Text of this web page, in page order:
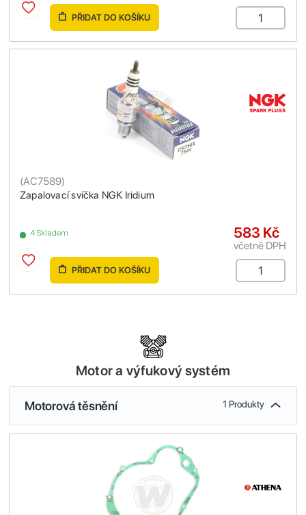
PŘIDAT DO KOŠÍKU
Zapalovací svíčka NGK Iridium
(AC7589)
4 Skladem 583 Kč
včetně DPH
PŘIDAT DO KOŠÍKU
Motor a výfukový systém
Motorová těsnění 1 Produkty